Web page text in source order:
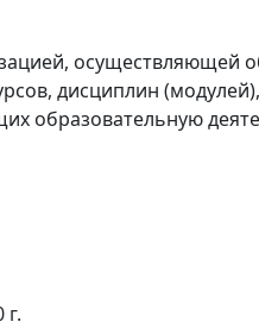
осуществляющей
дисциплин
образовательную